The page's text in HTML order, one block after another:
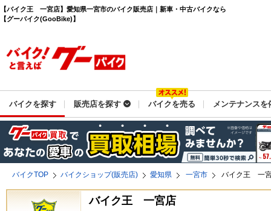
【バイク王 一宮店】愛知県一宮市のバイク販売店｜新車・中古バイクなら
【グーバイク(GooBike)】
バイクを探す 販売店を探す バイクを売る メンテナンスを
バイクTOP バイクショップ(販売店) 愛知県 一宮市 バイク王 一
バイク王 一宮店